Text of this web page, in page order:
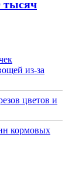
тысяч
из-за
цветов и
кормовых